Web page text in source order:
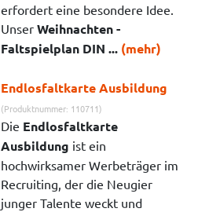
erfordert eine besondere Idee.
UnserWeihnachten -
Faltspielplan DIN ... (mehr)
Endlosfaltkarte Ausbildung
(Produktnummer: 110711)
Die Endlosfaltkarte
Ausbildung ist ein
hochwirksamer Werbeträger im
Recruiting, der die Neugier
junger Talente weckt und